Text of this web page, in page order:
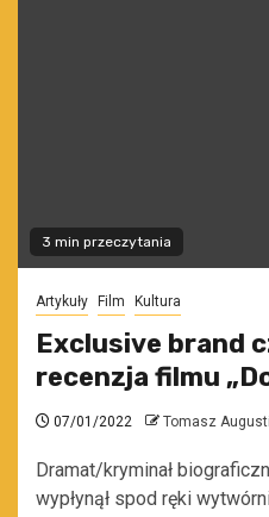
3 min przeczytania
Artykuły Film Kultura
Exclusive brand
recenzja filmu
07/01/2022 Tomasz
Dramat/kryminał
wypłynął spod ręki